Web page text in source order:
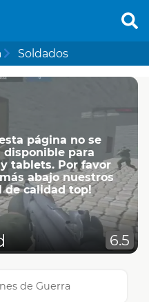
Soldados
página no se
para
tablets. Por favor
abajo nuestros
de calidad top!
6.5
de Guerra